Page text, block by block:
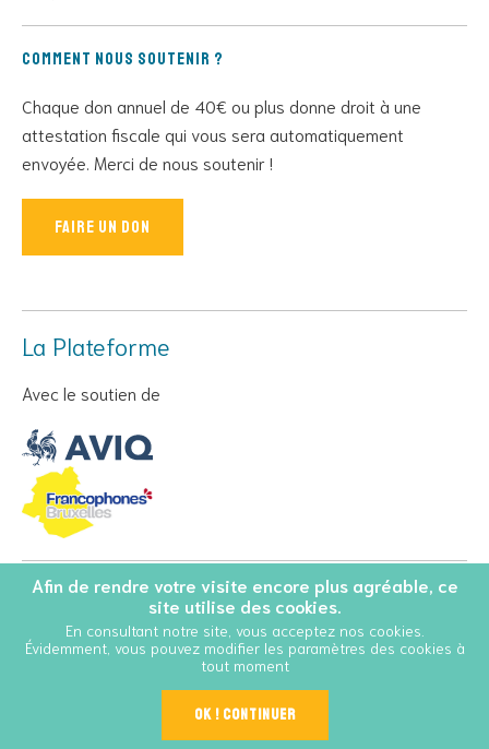
Comment nous soutenir ?
Chaque don annuel de 40€ ou plus donne droit à une
attestation fiscale qui vous sera automatiquement
envoyée. Merci de nous soutenir !
Faire un don
La Plateforme
Avec le soutien de
© Copyright 2026 Personnes Vivant avec le VIH - Tous droits
réservés
Conditions Générales d’Utilisation
Cookies
Afin de rendre votre visite encore plus agréable, ce
site utilise des cookies.
En consultant notre site, vous acceptez nos cookies.
Évidemment, vous pouvez modifier les paramètres des cookies à
tout moment
OK ! Continuer